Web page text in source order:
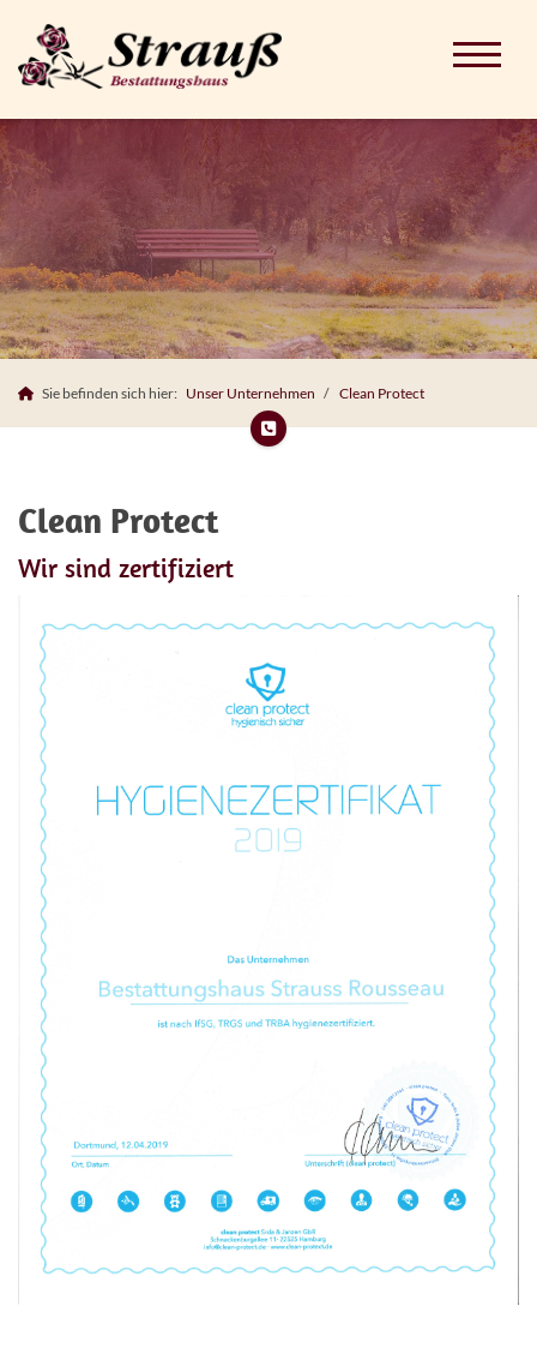
Sie befinden sich hier: Unser Unternehmen Clean Protect
Clean Protect
Wir sind zertifiziert